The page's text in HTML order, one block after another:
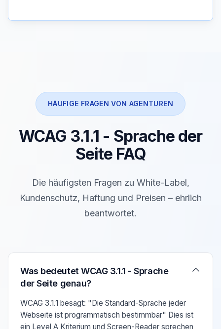
HÄUFIGE FRAGEN VON AGENTUREN
WCAG 3.1.1 - Sprache der
Seite FAQ
Die häufigsten Fragen zu White-Label,
Kundenschutz, Haftung und Preisen – ehrlich
beantwortet.
Verwenden Sie die Pfeiltasten Auf/Ab um zwischen
Was bedeutet WCAG 3.1.1 - Sprache
der Seite genau?
WCAG 3.1.1 besagt: "Die Standard-Sprache jeder
Webseite ist programmatisch bestimmbar" Dies ist
ein Level A Kriterium und Screen-Reader sprechen